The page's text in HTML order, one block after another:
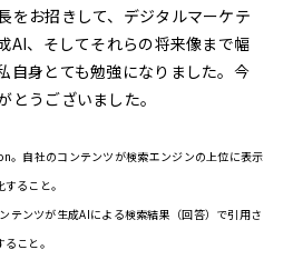
をお招きして、デジタルマーケテ
AI、そしてそれらの将来像まで幅
自身とても勉強になりました。今
とうございました。
自社のコンテンツが検索エンジンの上位に表示
ること。
ンツが生成AIによる検索結果（回答）で引用さ
こと。